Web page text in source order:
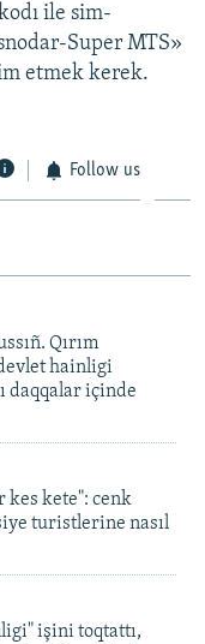
ile sim-
Super MTS»
etmek kerek.
Follow us
Qırım
hainligi
daqqalar içinde
kes kete": cenk
turistlerine nasıl
işini toqtattı,